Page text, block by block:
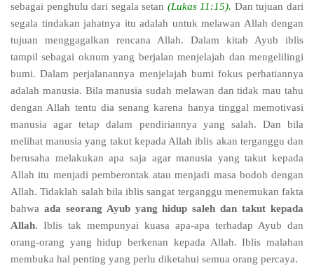
sebagai penghulu dari segala setan (Lukas 11:15). Dan tujuan dari
segala tindakan jahatnya itu adalah untuk melawan Allah dengan
tujuan menggagalkan rencana Allah. Dalam kitab Ayub iblis
tampil sebagai oknum yang berjalan menjelajah dan mengelilingi
bumi. Dalam perjalanannya menjelajah bumi fokus perhatiannya
adalah manusia. Bila manusia sudah melawan dan tidak mau tahu
dengan Allah tentu dia senang karena hanya tinggal memotivasi
manusia agar tetap dalam pendiriannya yang salah. Dan bila
melihat manusia yang takut kepada Allah iblis akan terganggu dan
berusaha melakukan apa saja agar manusia yang takut kepada
Allah itu menjadi pemberontak atau menjadi masa bodoh dengan
Allah. Tidaklah salah bila iblis sangat terganggu menemukan fakta
bahwa ada seorang Ayub yang hidup saleh dan takut kepada
Allah. Iblis tak mempunyai kuasa apa-apa terhadap Ayub dan
orang-orang yang hidup berkenan kepada Allah. Iblis malahan
membuka hal penting yang perlu diketahui semua orang percaya.